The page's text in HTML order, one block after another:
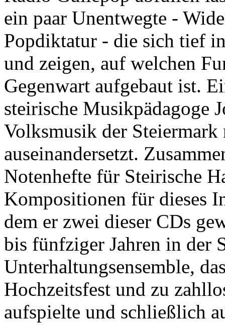
ein paar Unentwegte -
Popdiktatur - die sich tief
und zeigen, auf welchen
Gegenwart aufgebaut ist.
steirische Musikpädagoge
Volksmusik der
auseinandersetzt.
Notenhefte für Steirische
Kompositionen für dieses
dem er zwei dieser CDs
bis fünfziger Jahren in der
Unterhaltungsensemble,
Hochzeitsfest und zu
aufspielte und schließlich